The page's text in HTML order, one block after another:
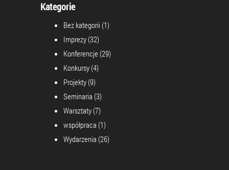
Kategorie
Bez kategorii (1)
Imprezy (32)
Konferencje (29)
Konkursy (4)
Projekty (9)
Seminaria (3)
Warsztaty (7)
współpraca (1)
Wydarzenia (26)